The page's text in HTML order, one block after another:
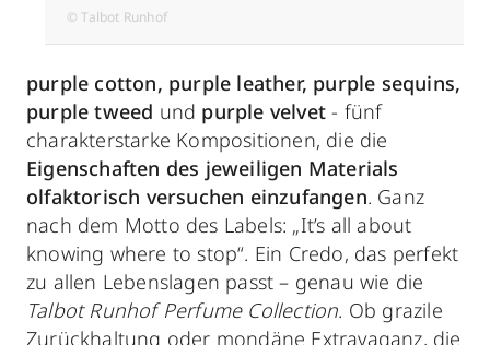
© Talbot Runhof
purple cotton, purple leather, purple sequins,
purple tweed und purple velvet - fünf
charakterstarke Kompositionen, die die
Eigenschaften des jeweiligen Materials
olfaktorisch versuchen einzufangen. Ganz
nach dem Motto des Labels: „It’s all about
knowing where to stop“. Ein Credo, das perfekt
zu allen Lebenslagen passt – genau wie die
Talbot Runhof Perfume Collection. Ob grazile
Zurückhaltung oder mondäne Extravaganz, die